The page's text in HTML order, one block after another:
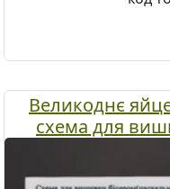
Великоднє
схема для